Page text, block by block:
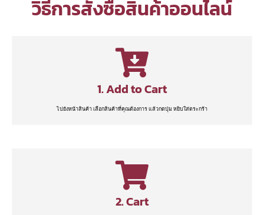
วิธีการสั่งซื้อสินค้าออนไลน์
1. Add to Cart
ไปยังหน้าสินค้า เลือกสินค้าที่คุณต้องการ แล้วกดปุ่ม หยิบใส่ตระกร้า
2. Cart